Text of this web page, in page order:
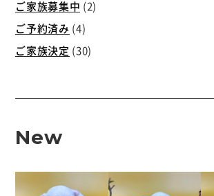
ご家族募集中 (2)
ご予約済み (4)
ご家族決定 (30)
New